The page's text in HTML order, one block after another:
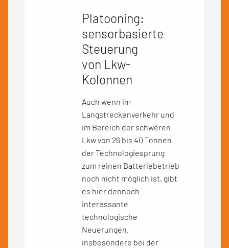
Platooning:
sensorbasierte
Steuerung
von Lkw-
Kolonnen
Auch wenn im
Langstreckenverkehr und
im Bereich der schweren
Lkw von 26 bis 40 Tonnen
der Technologiesprung
zum reinen Batteriebetrieb
noch nicht möglich ist, gibt
es hier dennoch
interessante
technologische
Neuerungen,
insbesondere bei der